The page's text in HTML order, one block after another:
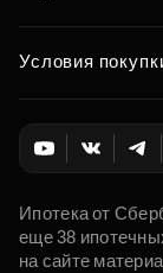
Условия
Ипотека от
еще 38
на сайте